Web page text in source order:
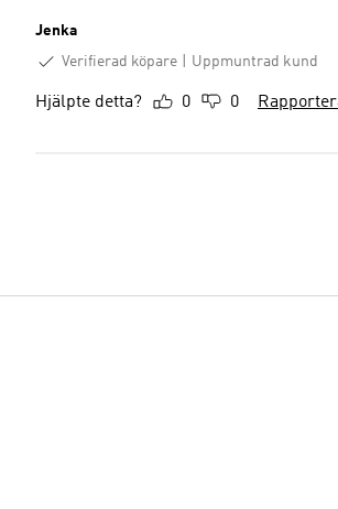
Jenka
Verifierad köpare
Uppmuntrad kund
Hjälpte detta? 0 0